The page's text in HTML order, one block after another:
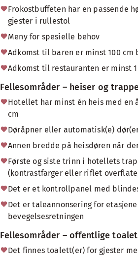
Frokostbuffeten har en passende
gjester i rullestol
Meny for spesielle behov
Adkomst til baren er minst 100 cm
Adkomst til restauranten er minst
Fellesområder – heiser og
Hotellet har minst én heis med en
cm
Døråpner eller automatisk(e)
Annen bredde på heisdøren når
Første og siste trinn i hotellets
(kontrastfarger eller riflet
Det er et kontrollpanel med
Det er taleannonsering for
bevegelsesretningen
Fellesområder – offentlige
Det finnes toalett(er) for gjester